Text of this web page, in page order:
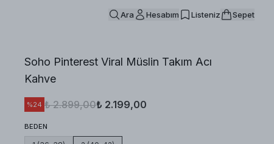
Ara Hesabım Listeniz Sepet
Soho Pinterest Viral Müslin Takım Acı
Kahve
%24 ₺ 2.899,00₺ 2.199,00
BEDEN